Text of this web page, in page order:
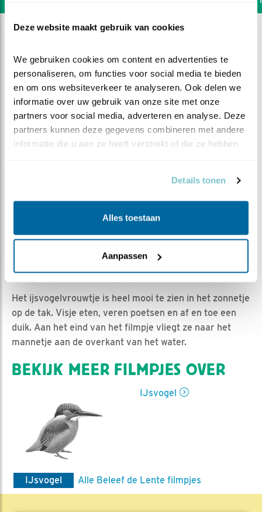
Deze website maakt gebruik van cookies
We gebruiken cookies om content en advertenties te
personaliseren, om functies voor social media te bieden
en om ons websiteverkeer te analyseren. Ook delen we
informatie over uw gebruik van onze site met onze
partners voor social media, adverteren en analyse. Deze
partners kunnen deze gegevens combineren met andere
informatie die u aan ze heeft verstrekt of die ze hebben
Details tonen
Alles toestaan
Aanpassen
Veren poetsen
Marijcke | Geplaatst op 14 maart 2017, 12:50 |
Het ijsvogelvrouwtje is heel mooi te zien in het zonnetje
op de tak. Visje eten, veren poetsen en af en toe een
duik. Aan het eind van het filmpje vliegt ze naar het
mannetje aan de overkant van het water.
BEKIJK MEER FILMPJES OVER
IJsvogel
IJsvogel Alle Beleef de Lente filmpjes